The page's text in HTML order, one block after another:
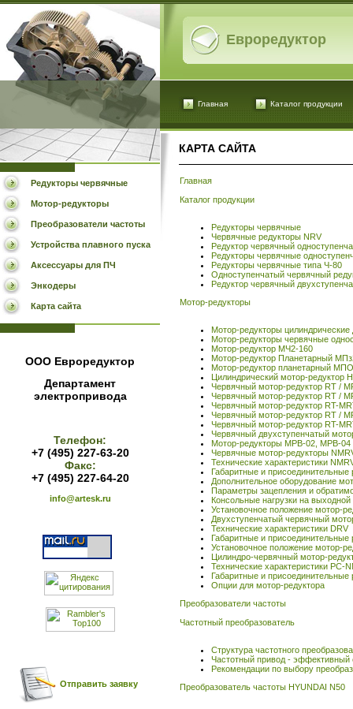
Евроредуктор
Главная Каталог продукции
Редукторы червячные
Мотор-редукторы
Преобразователи частоты
Устройства плавного пуска
Аксессуары для ПЧ
Энкодеры
Карта сайта
ООО Евроредуктор
Департамент
электропривода
Телефон:
+7 (495) 227-63-20
Факс:
+7 (495) 227-64-20
info@artesk.ru
Отправить заявку
КАРТА САЙТА
Главная
Каталог продукции
Редукторы червячные
Червячные редукторы NRV
Редуктор червячный
Редукторы червячные
Редукторы червячные типа Ч-80
Одноступенчатый червячный
Редуктор червячный
Мотор-редукторы
Мотор-редукторы
Мотор-редукторы червячные
Мотор-редуктор МЧ2-160
Мотор-редуктор Планетарный
Мотор-редуктор планетарный
Цилиндрический мотор-редуктор
Червячный мотор-редуктор RT /
Червячный мотор-редуктор RT /
Червячный мотор-редуктор RT-
Червячный мотор-редуктор RT /
Червячный мотор-редуктор RT-
Червячный двухступенчатый
Мотор-редукторы МРВ-02, МРВ-04
Червячные мотор-редукторы
Технические характеристики
Габаритные и
Дополнительное оборудование
Параметры зацепления и
Консольные нагрузки на выходной
Установочное положение мотор-
Двухступенчатый червячный
Технические характеристики DRV
Габаритные и
Установочное положение мотор-
Цилиндро-червячный мотор-
Технические характеристики PC-
Габаритные и
Опции для мотор-редуктора
Преобразователи частоты
Частотный преобразователь
Структура частотного
Частотный привод - эффективный
Рекомендации по выбору
Преобразователь частоты HYUNDAI N50